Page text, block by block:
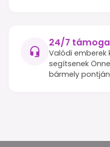
24/7
Valódi emberek
segítsenek
bármely